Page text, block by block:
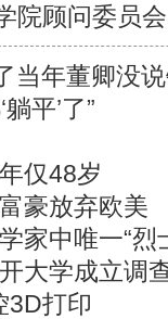
院顾问委员会
当年董卿没
平’了”
仅48岁
豪放弃欧美
家中唯一“烈
大学成立调
3D打印